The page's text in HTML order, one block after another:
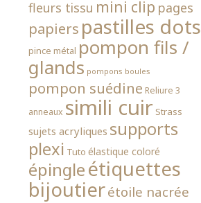
fleurs tissu mini clip pages
papiers pastilles dots
pince métal pompon fils /
glands pompons boules
pompon suédine Reliure 3
anneaux simili cuir Strass
sujets acryliques supports
plexi Tuto élastique coloré
épingleétiquettes
bijoutierétoile nacrée